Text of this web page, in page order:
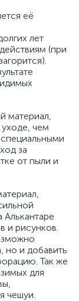
её
лет
(при
материал,
чем
за
от пыли и
и рисунков.
но и добавить
Так же
для
чешуи.